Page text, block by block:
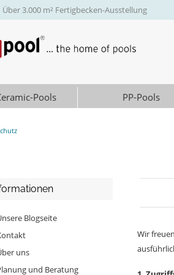
Über 3.000 m² Fertigbecken-Ausstellung
Pools PP-Pools
Blogseite
uns
und Beratung
Wir